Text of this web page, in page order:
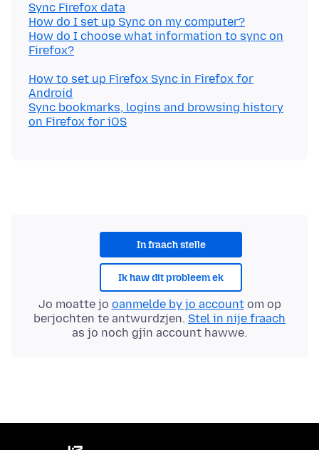
Sync Firefox data
How do I set up Sync on my computer?
How do I choose what information to sync on
Firefox?
How to set up Firefox Sync in Firefox for
Android
Sync bookmarks, logins and browsing history
on Firefox for iOS
In fraach stelle
Ik haw dit probleem ek
Jo moatte jo oanmelde by jo accountom op
berjochten te antwurdzjen. Stel in nije fraach
as jo noch gjin account hawwe.